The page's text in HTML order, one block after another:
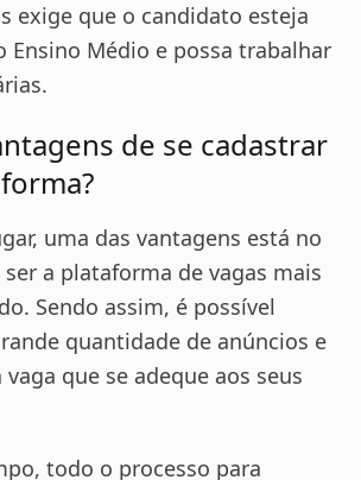
exige que o candidato esteja
Ensino Médio e possa trabalhar
de se cadastrar
uma das vantagens está no
a plataforma de vagas mais
Sendo assim, é possível
quantidade de anúncios e
que se adeque aos seus
todo o processo para